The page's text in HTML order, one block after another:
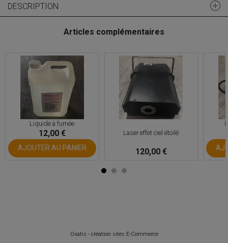
DESCRIPTION
Articles complémentaires
Liquide à fumée
12,00 €
AJOUTER AU PANIER
Laser effet ciel étoilé
120,00 €
Oxatis - création sites E-Commerce